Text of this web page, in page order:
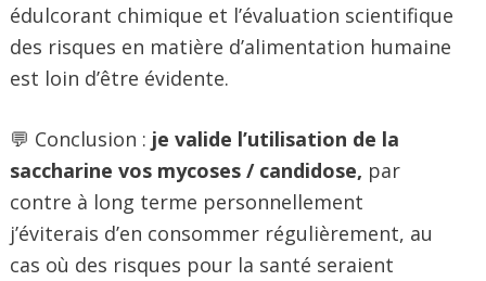
édulcorant chimique et l’évaluation scientifique
des risques en matière d’alimentation humaine
est loin d’être évidente.
💬 Conclusion : je valide l’utilisation de la
saccharine vos mycoses / candidose, par
contre à long terme personnellement
j’éviterais d’en consommer régulièrement, au
cas où des risques pour la santé seraient